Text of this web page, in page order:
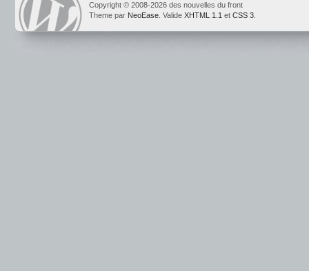
Copyright © 2008-2026 des nouvelles du front
Theme par NeoEase . Valide XHTML 1.1 et CSS 3